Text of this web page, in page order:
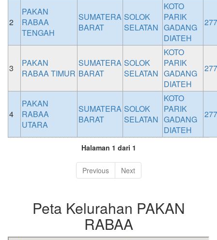
2
PAKAN
RABAA
TENGAH
SUMATERA
BARAT
SOLOK
SELATAN
KOTO
PARIK
GADANG
DIATEH
3
PAKAN
RABAA TIMUR
SUMATERA
BARAT
SOLOK
SELATAN
KOTO
PARIK
GADANG
DIATEH
4
PAKAN
RABAA
UTARA
SUMATERA
BARAT
SOLOK
SELATAN
KOTO
PARIK
GADANG
DIATEH
Halaman 1 dari 1
Previous Next
Peta Kelurahan PAKAN
RABAA